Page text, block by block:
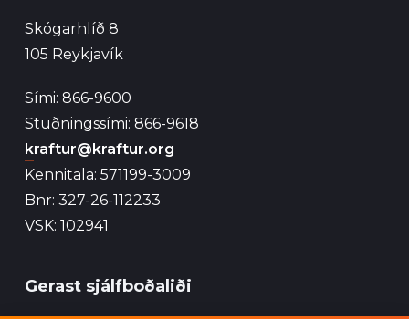
Skógarhlíð 8
105 Reykjavík
Sími: 866-9600
Stuðningssími: 866-9618
kraftur@kraftur.org
Kennitala: 571199-3009
Bnr: 327-26-112233
VSK: 102941
Gerast sjálfboðaliði